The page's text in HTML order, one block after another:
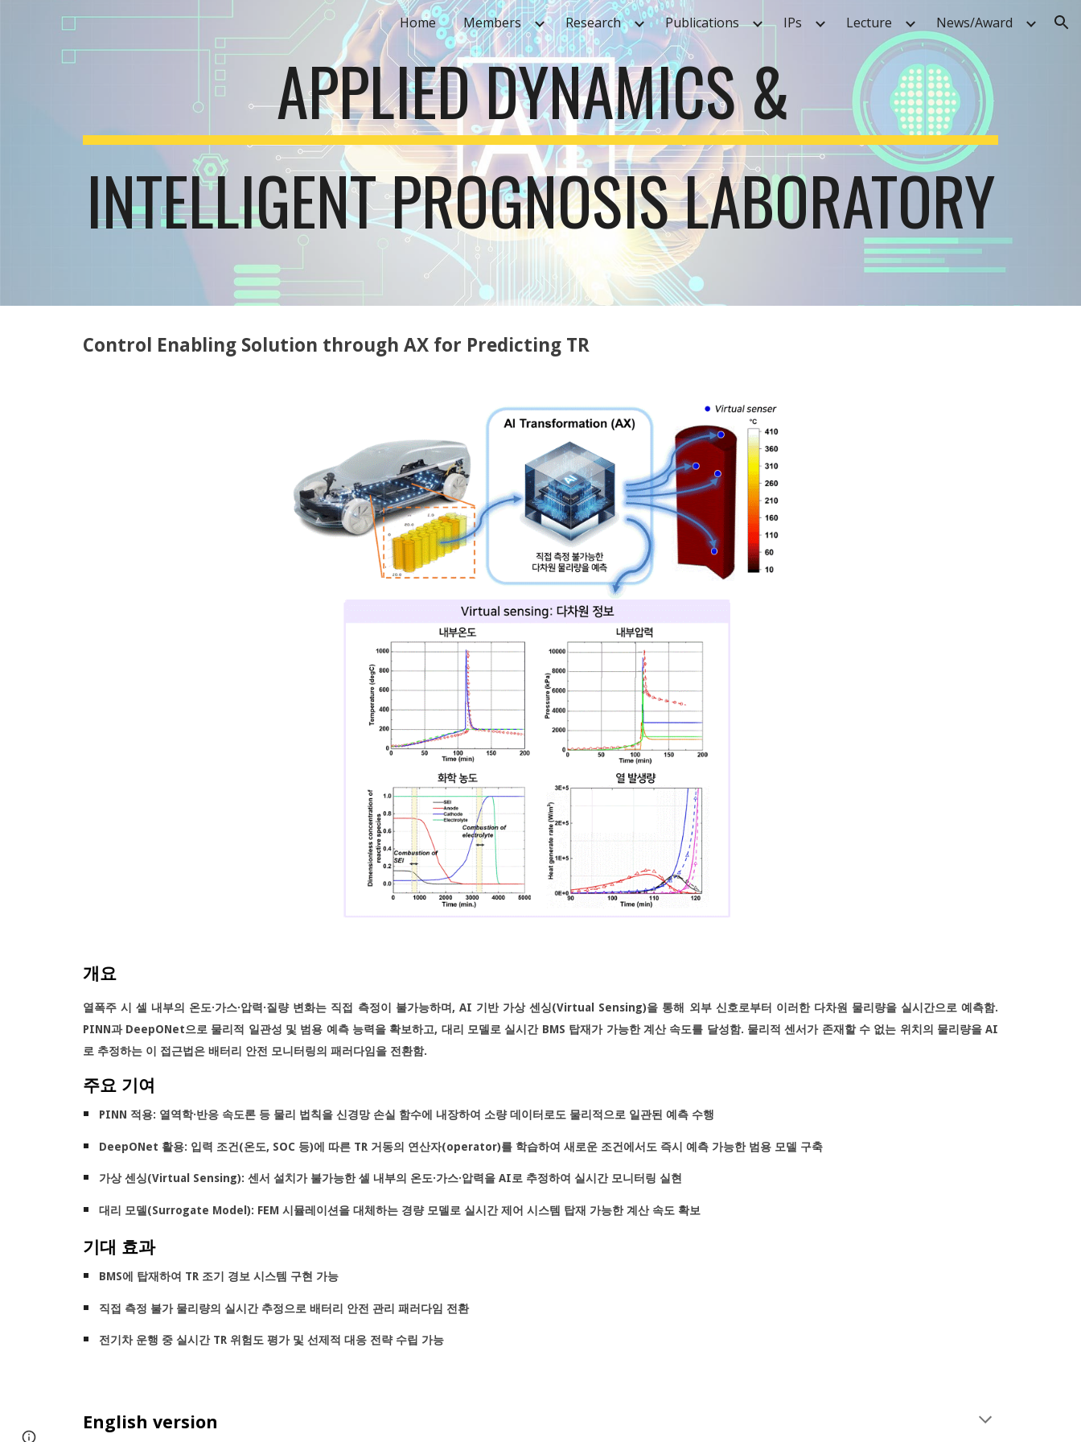
Skip to main content Skip to navigation
Home Members Research Publications IPs Lecture News/Award
APPLIED DYNAMICS &
INTELLIGENT PROGNOSIS LABORATORY
Control Enabling Solution through AX for Predicting TR
개요
열폭주 시 셀 내부의 온도·가스·압력·질량 변화는 직접 측정이 불가능하며, AI 기반 가상 센싱(Virtual Sensing)을 통해 외부 신호로부터 이러한 다차원 물리량을 실시간으로 예측함.
PINN과 DeepONet으로 물리적 일관성 및 범용 예측 능력을 확보하고, 대리 모델로 실시간 BMS 탑재가 가능한 계산 속도를 달성함. 물리적 센서가 존재할 수 없는 위치의 물리량을 AI
로 추정하는 이 접근법은 배터리 안전 모니터링의 패러다임을 전환함.
주요 기여
PINN 적용: 열역학·반응 속도론 등 물리 법칙을 신경망 손실 함수에 내장하여 소량 데이터로도 물리적으로 일관된 예측 수행
DeepONet 활용: 입력 조건(온도, SOC 등)에 따른 TR 거동의 연산자(operator)를 학습하여 새로운 조건에서도 즉시 예측 가능한 범용 모델 구축
가상 센싱(Virtual Sensing): 센서 설치가 불가능한 셀 내부의 온도·가스·압력을 AI로 추정하여 실시간 모니터링 실현
대리 모델(Surrogate Model): FEM 시뮬레이션을 대체하는 경량 모델로 실시간 제어 시스템 탑재 가능한 계산 속도 확보
기대 효과
BMS에 탑재하여 TR 조기 경보 시스템 구현 가능
직접 측정 불가 물리량의 실시간 추정으로 배터리 안전 관리 패러다임 전환
전기차 운행 중 실시간 TR 위험도 평가 및 선제적 대응 전략 수립 가능
English version